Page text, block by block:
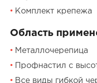
Комплект крепежа
Область
Металлочерепица
Профнастил с
Все виды гибкой